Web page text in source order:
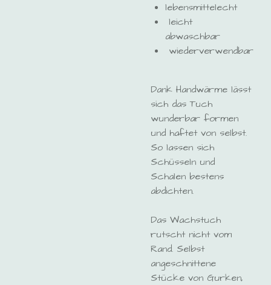
lebensmittelecht
leicht
abwaschbar
wiederverwendbar
Dank Handwärme lässt
sich das Tuch
wunderbar formen
und haftet von selbst.
So lassen sich
Schüsseln und
Schalen bestens
abdichten.
Das Wachstuch
rutscht nicht vom
Rand. Selbst
angeschnittene
Stücke von Gurken,